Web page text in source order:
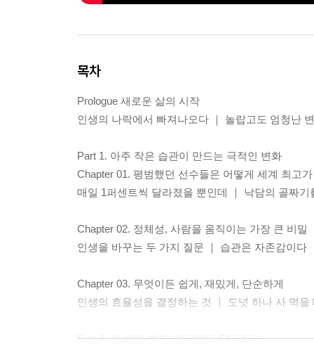
목차
Prologue 새로운 삶의 시작
인생의 나락에서 빠져나오다 ｜ 놀랍고도 엄청난
Part 1. 아주 작은 습관이 만드는 극적인 변화
Chapter 01. 평범했던 선수들은 어떻게 세계 최고
매일 1퍼센트씩 달라졌을 뿐인데 ｜ 낙담의 골짜
Chapter 02. 정체성, 사람을 움직이는 가장 큰 비밀
인생을 바꾸는 두 가지 질문 ｜ 습관은 자존감이다
Chapter 03. 무엇이든 쉽게, 재밌게, 단순하게
인생의 효율성을 결정하는 것 ｜ 도넛 하나 사 먹
Part 2. 첫 번째 법칙, 분명해야 달라진다